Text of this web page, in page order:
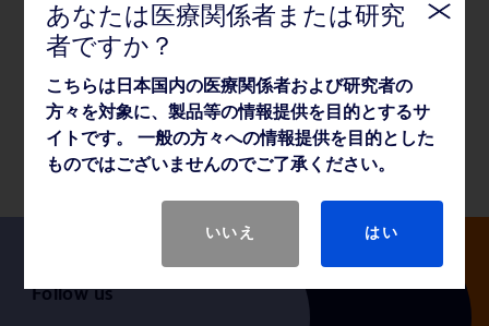
梱包
薬事・その他情報
Follow us
あなたは医療関係者または研究
者ですか？
こちらは日本国内の医療関係者および研究者の
方々を対象に、製品等の情報提供を目的とするサ
イトです。 一般の方々への情報提供を目的とした
ものではございませんのでご了承ください。
いいえ はい